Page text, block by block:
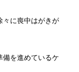
々に喪中はがきが
備を進めているケ